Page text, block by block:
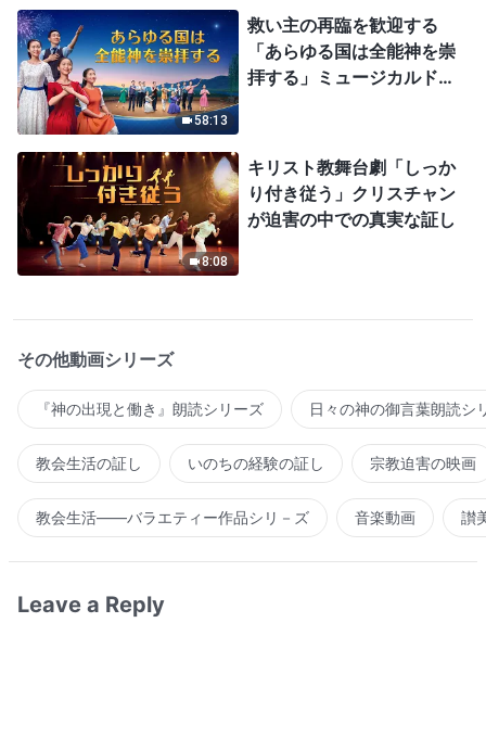
58:13
救い主の再臨を歓迎する
「あらゆる国は全能神を崇
拝する」ミュージカルドラ
8:08
キリスト教舞台劇「しっか
り付き従う」クリスチャン
が迫害の中での真実な証し
その他動画シリーズ
『神の出現と働き』朗読シリーズ 日々の神の御言葉朗読シ
教会生活の証し いのちの経験の証し 宗教迫害の映画
教会生活――バラエティー作品シリ－ズ 音楽動画 讃
Leave a Reply